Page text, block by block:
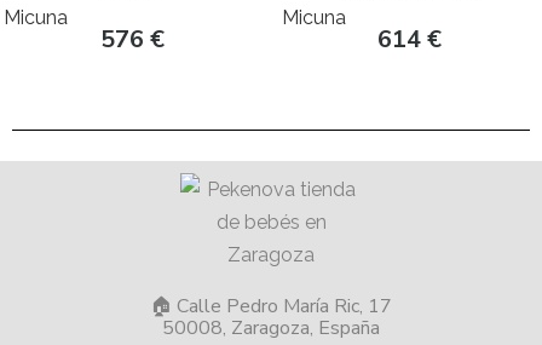
Micuna
576 €
Micuna
614€
🏠 Calle Pedro María Ric, 17
50008, Zaragoza, España